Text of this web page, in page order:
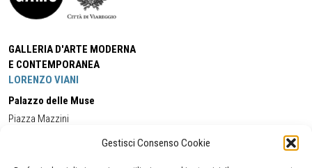
Gestisci Consenso Cookie
GALLERIA D'ARTE MODERNA
E CONTEMPORANEA
LORENZO VIANI
Palazzo delle Muse
Piazza Mazzini
Cell:+39 338 5714978 (orario apertura Galleria)
Tel:
+39 0584 944580
(orario 09.00/13.00)